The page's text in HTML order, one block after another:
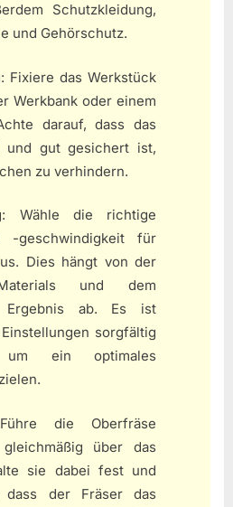
Schutzkleidung,
und Gehörschutz.
Fixiere das Werkstück
Werkbank oder einem
darauf, dass das
und gut gesichert ist,
zu verhindern.
Wähle die richtige
-geschwindigkeit für
Dies hängt von der
und dem
Ergebnis ab. Es ist
sorgfältig
um ein optimales
die Oberfräse
über das
sie dabei fest und
dass der Fräser das